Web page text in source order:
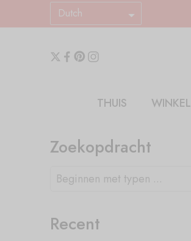
Dutch
THUIS WINKEL
Zoekopdracht
Recent